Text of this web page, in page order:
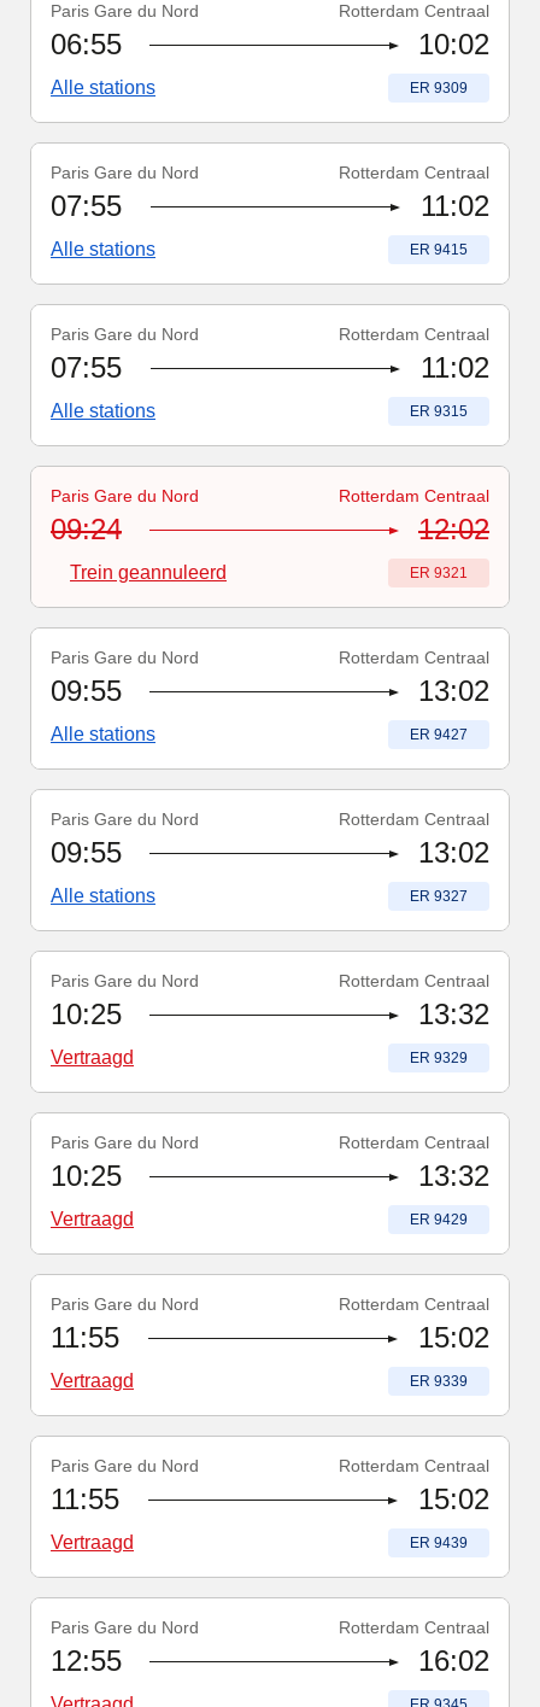
Treinnummer:
ER 9309
Paris Gare du Nord Rotterdam Centraal
06:55 10:02
Alle stations Treinnummer
ER 9309
Treinnummer:
ER 9415
Paris Gare du Nord Rotterdam Centraal
07:55 11:02
Alle stations Treinnummer
ER 9415
Treinnummer:
ER 9315
Paris Gare du Nord Rotterdam Centraal
07:55 11:02
Alle stations Treinnummer
ER 9315
Treinnummer:
ER 9321-Trein geannuleerd
Paris Gare du Nord Rotterdam Centraal
09:24 12:02
Trein geannuleerd Treinnummer
ER 9321
Treinnummer:
ER 9427
Paris Gare du Nord Rotterdam Centraal
09:55 13:02
Alle stations Treinnummer
ER 9427
Treinnummer:
ER 9327
Paris Gare du Nord Rotterdam Centraal
09:55 13:02
Alle stations Treinnummer
ER 9327
Treinnummer:
ER 9329-Vertraagd
Paris Gare du Nord Rotterdam Centraal
10:25 13:32
Vertraagd Treinnummer
ER 9329
Treinnummer:
ER 9429-Vertraagd
Paris Gare du Nord Rotterdam Centraal
10:25 13:32
Vertraagd Treinnummer
ER 9429
Treinnummer:
ER 9339-Vertraagd
Paris Gare du Nord Rotterdam Centraal
11:55 15:02
Vertraagd Treinnummer
ER 9339
Treinnummer:
ER 9439-Vertraagd
Paris Gare du Nord Rotterdam Centraal
11:55 15:02
Vertraagd Treinnummer
ER 9439
Treinnummer:
ER 9345-Vertraagd
Paris Gare du Nord Rotterdam Centraal
12:55 16:02
Treinnummer